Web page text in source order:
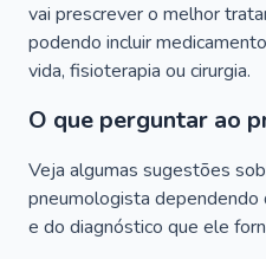
vai prescrever o melhor
podendo incluir
vida, fisioterapia ou cirurgia.
O que perguntar ao
Veja algumas sugestões
pneumologista
e do diagnóstico que ele